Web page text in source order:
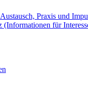
Praxis und
für